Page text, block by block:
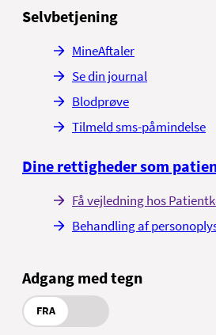
Selvbetjening
MineAftaler
Se din journal
Blodprøve
Tilmeld sms-påmindelse
Dine rettigheder som
Få vejledning hos
Behandling af
Adgang med tegn
FRA